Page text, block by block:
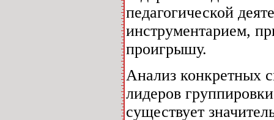
педагогической
инструментарием,
проигрышу.
Анализ конкретных
лидеров
существует